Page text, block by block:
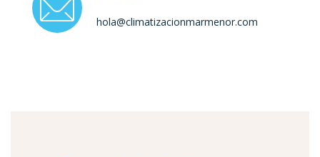
hola@climatizacionmarmenor.com